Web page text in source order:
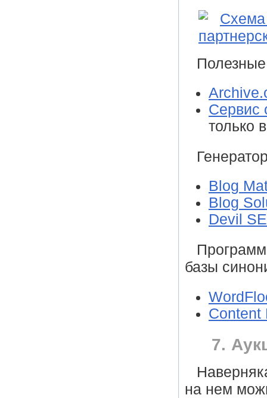
Cервис
только
Blog
Blog
Devil
базы
Content
7.
на нем